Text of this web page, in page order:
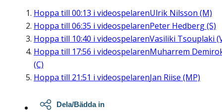
Hoppa till 00:13 i videospelarenUlrik Nilsson (M)
Hoppa till 06:35 i videospelarenPeter Hedberg (S)
Hoppa till 10:40 i videospelarenVasiliki Tsouplaki
Hoppa till 17:56 i videospelarenMuharrem
(C)
Hoppa till 21:51 i videospelarenJan Riise (MP)
Dela/Bädda in